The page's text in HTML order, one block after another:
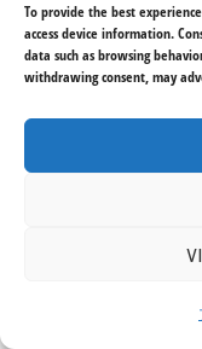
To provide the best
access device information.
data such as browsing
withdrawing consent, may